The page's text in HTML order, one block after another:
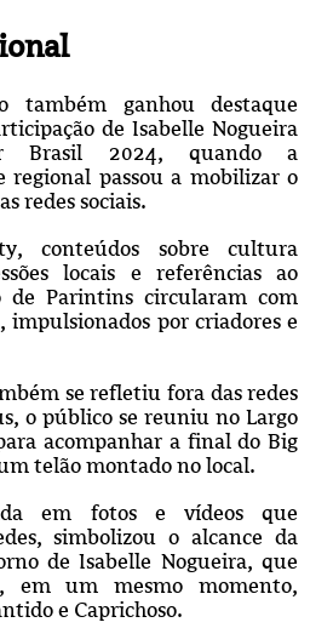
também ganhou destaque
de Isabelle Nogueira
Brasil 2024, quando a
regional passou a mobilizar o
redes sociais.
conteúdos sobre cultura
locais e referências ao
de Parintins circularam com
impulsionados por criadores e
se refletiu fora das redes
o público se reuniu no Largo
acompanhar a final do Big
telão montado no local.
em fotos e vídeos que
simbolizou o alcance da
de Isabelle Nogueira, que
em um mesmo momento,
e Caprichoso.